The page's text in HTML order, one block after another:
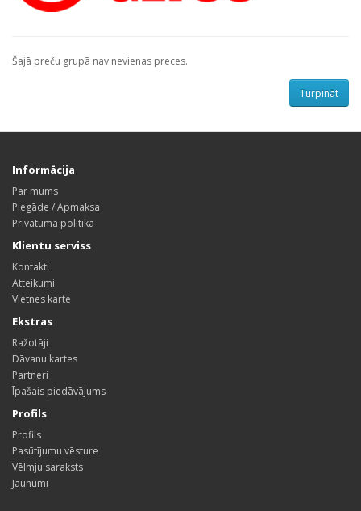
Šajā preču grupā nav nevienas preces.
Turpināt
Informācija
Par mums
Piegāde / Apmaksa
Privātuma politika
Klientu serviss
Kontakti
Atteikumi
Vietnes karte
Ekstras
Ražotāji
Dāvanu kartes
Partneri
Īpašais piedāvājums
Profils
Profils
Pasūtījumu vēsture
Vēlmju saraksts
Jaunumi